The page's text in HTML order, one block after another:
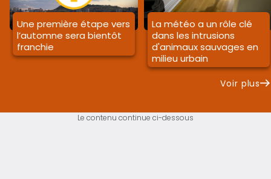
Une première étape vers
l’automne sera bientôt
franchie
La météo a un rôle clé
dans les intrusions
d'animaux sauvages en
milieu urbain
Voir plus
Le contenu continue ci-dessous